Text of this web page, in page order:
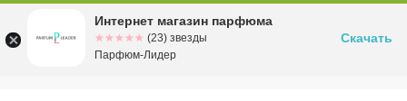
Омскул. Заозерная, 11, к. 1
Интернет магазин парфюма
☆☆☆☆☆
★★★★★ (23) звезды
Парфюм-Лидер
Скачать